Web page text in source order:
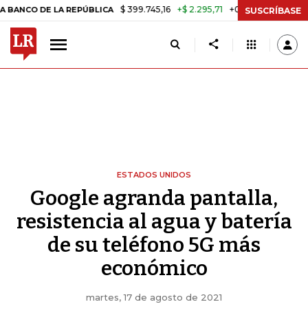
DE LA REPÚBLICA $ 399.745,16 +$ 2.295,71 +0,58% TASA DE
SUSCRÍBASE
ESTADOS UNIDOS
Google agranda pantalla,
resistencia al agua y batería
de su teléfono 5G más
económico
martes, 17 de agosto de 2021